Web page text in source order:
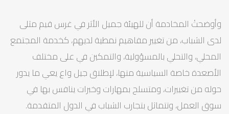
وأوضحتْ المخادمة أن للهيئة جميل الأثر في غرس قيم مثلى
لدى الشباب، من تغيير مفاهيم نمطية لديهم، كخدمة المجتمع
المحلي، والتحلي بالمسؤولية، والتمكين في على مختلف
الأصعدة خاصة السياسية منها، لإطلاق جيل واع يعي ما يدور
حوله من تغييرات، ومتسلح بمهارات وخبرات ينافس بها في
سوق العمل، وتتماثل بتجارب الشباب في الدول المتقدمة.